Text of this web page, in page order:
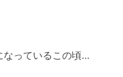
なっているこの頃…